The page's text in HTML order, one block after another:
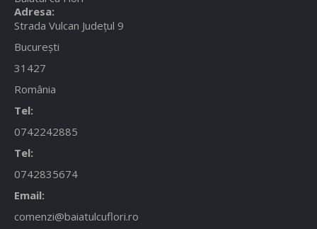
Adresa:
Strada Vulcan Județul 9
București
31427
România
Tel:
0742242885
Tel:
0742835674
Email:
comenzi@baiatulcuflori.ro